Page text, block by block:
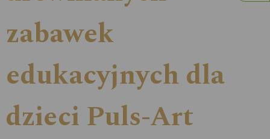
zabawek
edukacyjnych dla
dzieci Puls-Art